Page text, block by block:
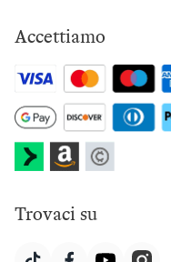
Accettiamo
Trovaci su